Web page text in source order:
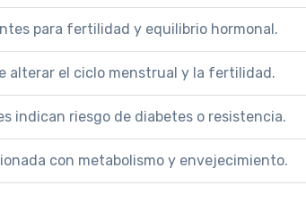
para fertilidad y equilibrio hormonal.
alterar el ciclo menstrual y la fertilidad.
indican riesgo de diabetes o resistencia.
con metabolismo y envejecimiento.